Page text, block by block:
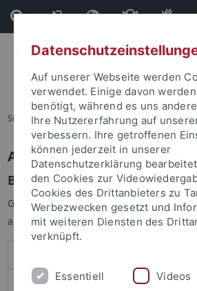
Direkt
zum
Inhalt
Direkt
zur
Fußleiste
Sie sind hier: Startseite
Anmelden
Benutzeranmeldung
Geben Sie Ihren Benutzernamen und Ihr
anzumelden:
Auf unserer Webseite werden
verwendet. Einige davon
benötigt, während es uns
Ihre Nutzererfahrung auf
verbessern. Ihre getroffenen
können jederzeit in unserer
Datenschutzerklärung
den Cookies zur
Cookies des Drittanbieters zu
Werbezwecken gesetzt und
mit weiteren Diensten des
verknüpft.
Essentiell Videos